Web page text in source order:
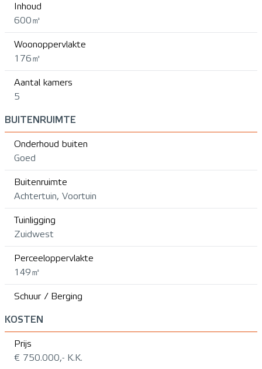
Inhoud
600㎥
Woonoppervlakte
176㎡
Aantal kamers
5
BUITENRUIMTE
Onderhoud buiten
Goed
Buitenruimte
Achtertuin, Voortuin
Tuinligging
Zuidwest
Perceeloppervlakte
149㎡
Schuur / Berging
KOSTEN
Prijs
€ 750.000,- K.K.